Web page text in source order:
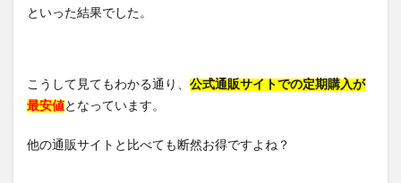
といった結果でした。
こうして見てもわかる通り、 公式通販サイトでの定期購入が
最安値となっています。
他の通販サイトと比べても断然お得ですよね？